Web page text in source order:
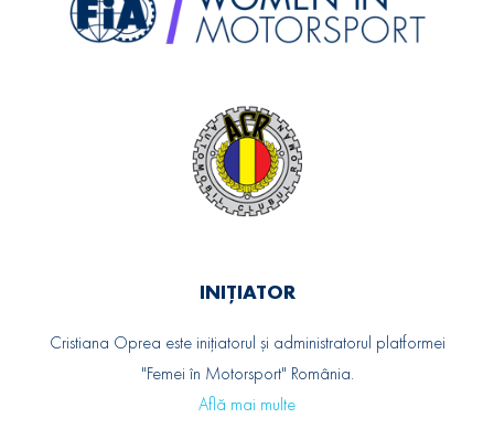
INIȚIATOR
Cristiana Oprea este inițiatorul și administratorul platformei
"Femei în Motorsport" România.
Află mai multe